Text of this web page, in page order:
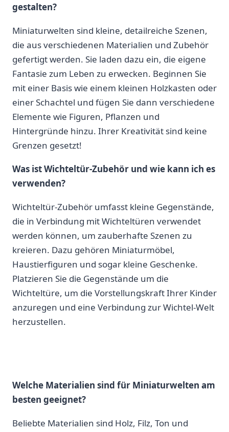
⁣gestalten?
Miniaturwelten sind kleine, detailreiche​ Szenen,
die aus⁣ verschiedenen Materialien und Zubehör
gefertigt werden. Sie laden dazu ein, die eigene
Fantasie zum Leben zu erwecken. Beginnen Sie
mit⁣ einer Basis wie einem kleinen Holzkasten oder
einer⁣ Schachtel und fügen‍ Sie dann ⁤verschiedene
⁤Elemente wie Figuren, Pflanzen und
Hintergründe hinzu. ⁢Ihrer Kreativität sind ⁤keine
Grenzen gesetzt!
Was ist Wichteltür-Zubehör und wie kann ich es
verwenden?
Wichteltür-Zubehör umfasst kleine Gegenstände,
die in⁣ Verbindung⁢ mit Wichteltüren verwendet
werden können, um⁣ zauberhafte Szenen zu
kreieren. Dazu gehören Miniaturmöbel,
Haustierfiguren und sogar kleine Geschenke.
Platzieren Sie die Gegenstände um die
⁢Wichteltüre, um die Vorstellungskraft Ihrer Kinder
anzuregen und eine Verbindung zur Wichtel-Welt
herzustellen.
Welche Materialien sind für Miniaturwelten am
⁢besten geeignet?
Beliebte Materialien sind Holz, Filz,⁤ Ton‌ und